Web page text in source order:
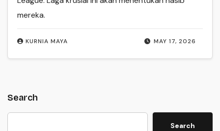
MAY 17, 2026
KURNIA MAYA
mereka.
Search
Search